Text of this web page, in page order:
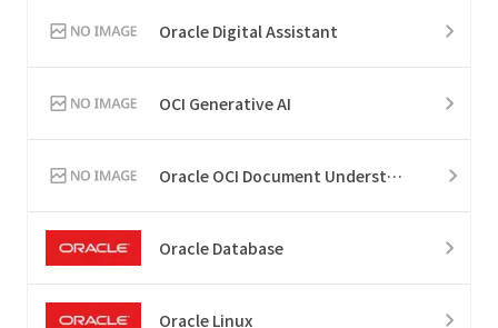
Oracle Digital Assistant
OCI Generative AI
Oracle OCI Document Understanding
Oracle Database
Oracle Linux